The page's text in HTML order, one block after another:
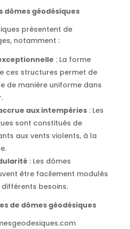
dômes géodésiques
présentent de
notamment :
: La forme
ces structures permet de
de manière uniforme dans
aux intempéries: Les
sont constitués de
aux vents violents, à la
: Les dômes
être facilement modulés
besoins.
de dômes géodésiques